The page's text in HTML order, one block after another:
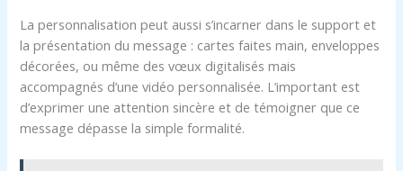
La personnalisation peut aussi s’incarner dans le support et
la présentation du message : cartes faites main, enveloppes
décorées, ou même des vœux digitalisés mais
accompagnés d’une vidéo personnalisée. L’important est
d’exprimer une attention sincère et de témoigner que ce
message dépasse la simple formalité.